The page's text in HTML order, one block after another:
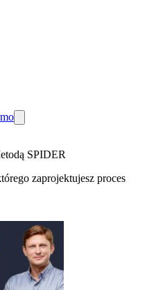
SPIDER
zaprojektujesz proces